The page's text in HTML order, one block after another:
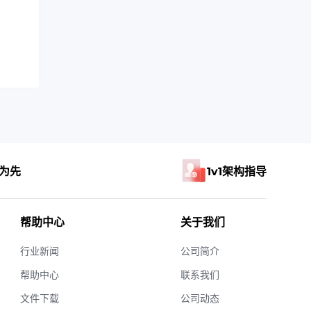
先 1v1架构指导
帮助中心
行业新闻
帮助中心
文件下载
关于我们
公司简介
联系我们
公司动态